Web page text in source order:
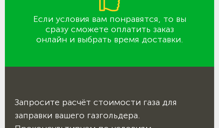
Если условия вам понравятся, то вы
сразу сможете оплатить заказ
онлайн и выбрать время доставки.
Запросите расчёт стоимости газа для
заправки вашего газгольдера.